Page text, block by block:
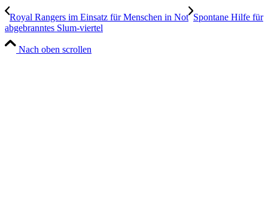
Royal Rangers im Einsatz für Menschen in Not Spontane Hilfe für
abgebranntes Slum-viertel
Nach oben scrollen